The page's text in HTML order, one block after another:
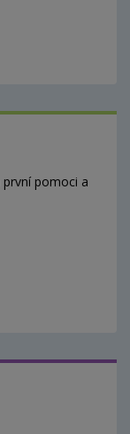
první pomoci a